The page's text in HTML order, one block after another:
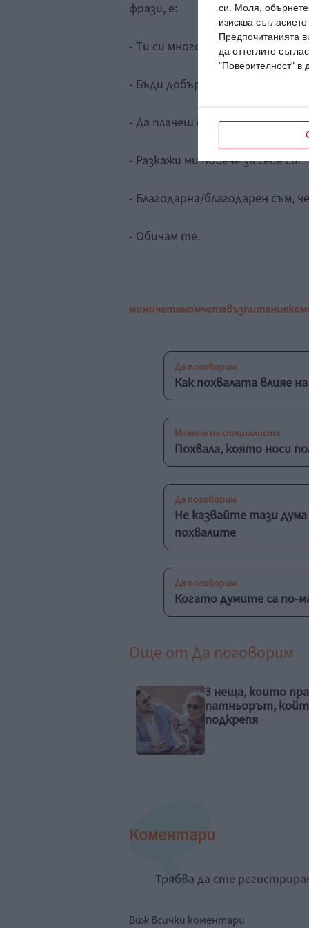
си.
Моля, обърнете
изисква
Предпочитанията
да оттеглите
"Поверителност" в
фрази, е:
- Ти си много важен/важна за
- Бъди добър/добра към света.
- Да плачеш е нормално.
- Разкажи ми повече за себе си.
- Благодарна/благодарен съм,
- Обичам те.
момичетамомчетавъзпитание
Да поговорим
Как похвалата влияе
Мнение на специалиста
Похвала, която носи
Да поговорим
Не казвайте тази
похвалите
Да поговорим
Когато думите са по-
Още от Да поговорим
Хъркане – защо се
и как да го
Коментари
Трябва да сте
Виж всички коментари